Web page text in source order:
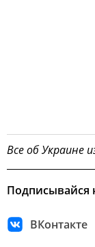
Все об Украине
Подписывайся
ВКонтакте